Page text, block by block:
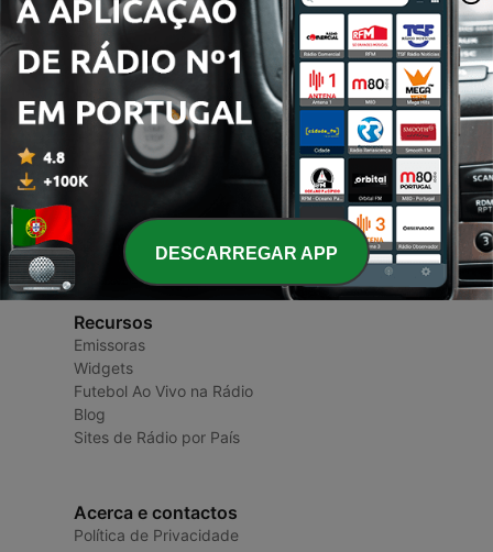
Rádios de Portugal
Rádios e Podcasts
Recursos
Emissoras
Widgets
Futebol Ao Vivo na Rádio
Blog
Sites de Rádio por País
Acerca e contactos
Política de Privacidade
DESCARREGAR APP